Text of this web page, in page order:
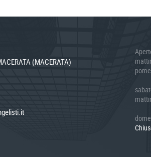
(MACERATA)